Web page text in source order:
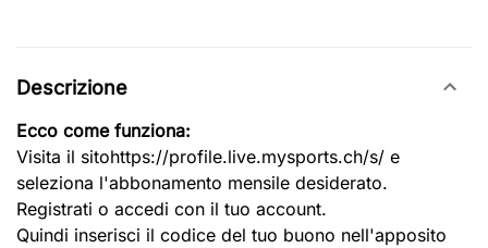
Descrizione
Ecco come funziona:
Visita il sitohttps://profile.live.mysports.ch/s/ e
seleziona l'abbonamento mensile desiderato.
Registrati o accedi con il tuo account.
Quindi inserisci il codice del tuo buono nell'apposito